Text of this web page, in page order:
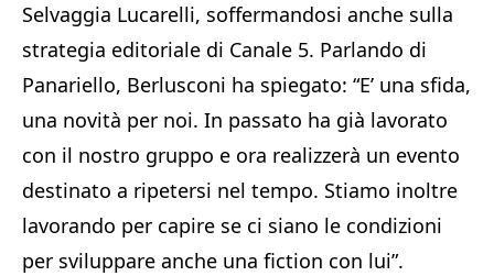
Selvaggia Lucarelli, soffermandosi anche sulla
strategia editoriale di Canale 5. Parlando di
Panariello, Berlusconi ha spiegato: “E’ una sfida,
una novità per noi. In passato ha già lavorato
con il nostro gruppo e ora realizzerà un evento
destinato a ripetersi nel tempo. Stiamo inoltre
lavorando per capire se ci siano le condizioni
per sviluppare anche una fiction con lui”.